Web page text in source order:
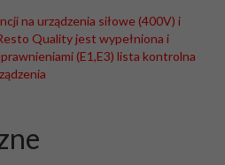
na urządzenia siłowe (400V) i
Quality jest wypełniona i
(E1,E3) lista kontrolna